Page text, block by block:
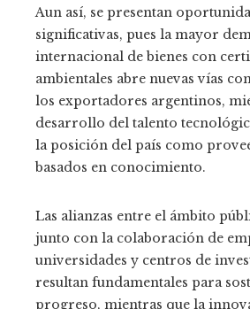
Aun así, se presentan
significativas, pues la mayor
internacional de bienes con
ambientales abre nuevas vías
los exportadores argentinos,
desarrollo del talento
la posición del país como
basados en conocimiento.
Las alianzas entre el ámbito
junto con la colaboración de
universidades y centros de
resultan fundamentales para
progreso, mientras que la